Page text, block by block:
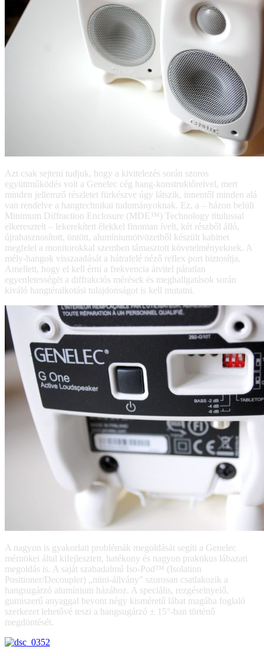
Azt csak sejteni tudjuk, hogy a kivitelezés során szoros
együttműködés volt a Genelec cég hang-konstruktőreivel, mert
minden jellemző részletet fürkészve úgy látszik, innentől minden alá
van rendelve a hangtechnikai tudományoknak. Ez, a – házon belüli
Minimum Diffraction Enclosure (MDE™) Technology titulussal
elkeresztelt – lekerekített élekkel finoman ívelt, két részből álló,
újrahasznosított, öntött, alumíniumötvözetből készült kabinet
megfelel a monitorokkal szemben támasztott követelményeknek. A
mély-hangok visszaadását a hátrafelé néző reflex port biztosítja.
Amellett, hogy el kell érni a frekvencia átvitel páratlan
egyenletességét a diffrakciós mérések és meghallgatások során
kiváló hangtéralkotási tulajdonságot is kell mutatni.
A nagyon is gyakorlati problémák megoldását segíti a Genelec
mérnökei által kifejlesztett, hatékony és nagyon praktikus lábazati
megoldás is. A saját szabadalmú Iso-Pod™ (Isolation
Positioner/Decoupler) „mini-állvány” szorosan csatlakozik a
hangsugárzó alumínium házához. A speciális, rezgéselnyelő,
gumiszerű anyaggal bevont négy kisméretű lábat magába foglaló
szerkezet lehetővé teszi a hangsugárzó ± 15°-ban történő
megdöntését.